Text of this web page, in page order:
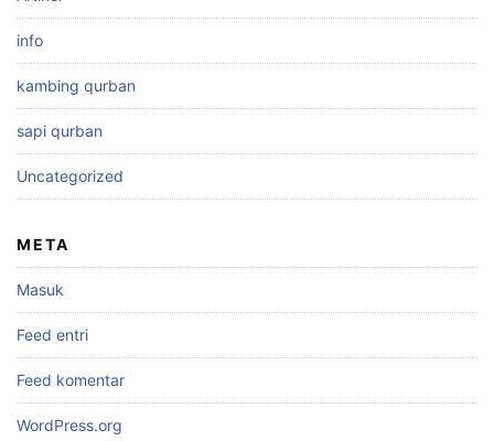
info
kambing qurban
sapi qurban
Uncategorized
META
Masuk
Feed entri
Feed komentar
WordPress.org